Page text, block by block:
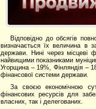
Відповідно до обсягів
визначається їх величина в
держави. Нині через місцеві
найвищими показниками
Угорщина – 19%, Фінляндія –
фінансової системи держави.
За своєю економічною
фінансових ресурсів для
власних, так і делегованих.